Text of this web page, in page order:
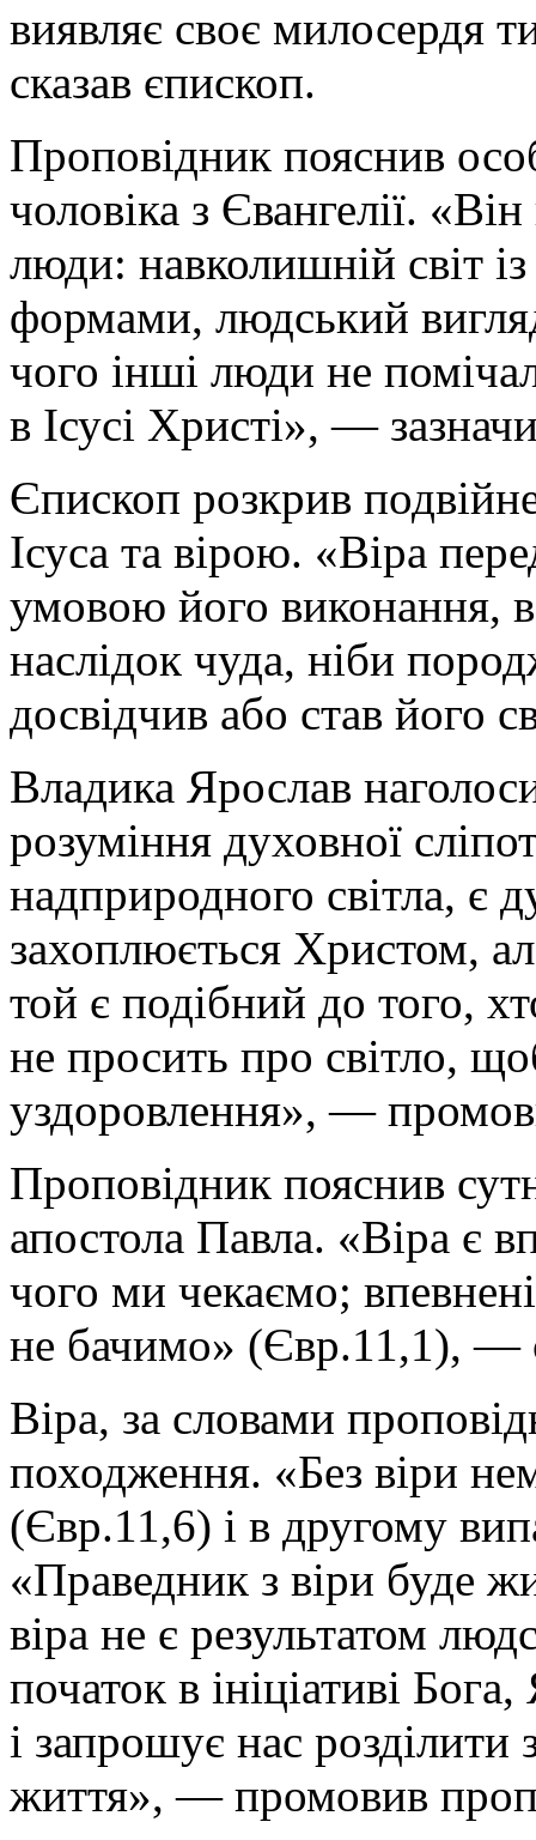
виявляє своє милосердя
сказав єпископ.
Проповідник пояснив
чоловіка з Євангелії.
люди: навколишній світ
формами, людський
чого інші люди не
в Ісусі Христі», —
Єпископ розкрив
Ісуса та вірою. «Віра
умовою його виконання,
наслідок чуда, ніби
досвідчив або став його
Владика Ярослав
розуміння духовної
надприродного світла, є
захоплюється Христом,
той є подібний до того,
не просить про світло,
уздоровлення», —
Проповідник пояснив
апостола Павла. «Вiра є
чого ми чекаємо;
не бачимо» (Євр.11,1), —
Віра, за словами
походження. «Без віри
(Євр.11,6) і в другому
«Праведник з віри буде
віра не є результатом
початок в ініціативі
і запрошує нас
життя», — промовив